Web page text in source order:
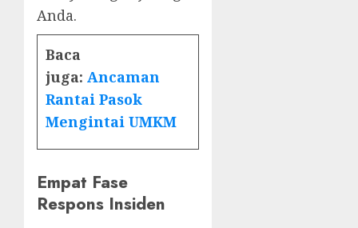
Anda.
Baca
juga: Ancaman
Rantai Pasok
Mengintai UMKM
Empat Fase
Respons Insiden